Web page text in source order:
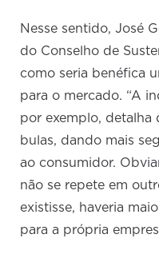
Nesse sentido, José
do Conselho de
como seria benéfica
para o mercado. “A
por exemplo, detalha
bulas, dando mais
ao consumidor.
não se repete em
existisse, haveria
para a própria